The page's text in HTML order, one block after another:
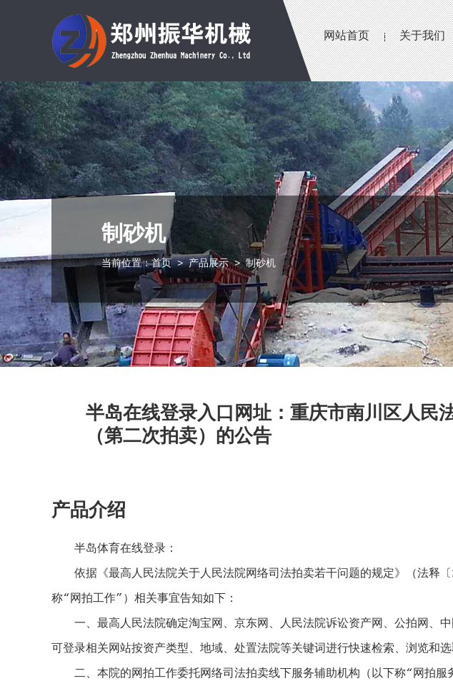
网站首页 关于我们
制砂机
当前位置：首页>产品展示>制砂机
半岛在线登录入口网址：重庆市南川区人民
（第二次拍卖）的公告
产品介绍
半岛体育在线登录：
依据《最高人民法院关于人民法院网络司法拍卖若干问题的规定》（法释
称“网拍工作”）相关事宜告知如下：
一、最高人民法院确定淘宝网、京东网、人民法院诉讼资产网、公拍网、
可登录相关网站按资产类型、地域、处置法院等关键词进行快速检索、浏览和
二、本院的网拍工作委托网络司法拍卖线下服务辅助机构（以下称“网拍服